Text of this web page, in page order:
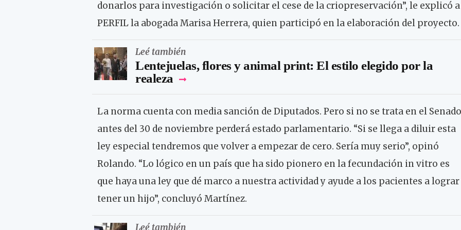
donarlos para investigación o solicitar el cese de la criopreservación”, le explicó a
PERFIL la abogada Marisa Herrera, quien participó en la elaboración del proyecto.
Leé también
Lentejuelas, flores y animal print: El estilo elegido por la
realeza
La norma cuenta con media sanción de Diputados. Pero si no se trata en el Senado
antes del 30 de noviembre perderá estado parlamentario. “Si se llega a diluir esta
ley especial tendremos que volver a empezar de cero. Sería muy serio”, opinó
Rolando. “Lo lógico en un país que ha sido pionero en la fecundación in vitro es
que haya una ley que dé marco a nuestra actividad y ayude a los pacientes a lograr
tener un hijo”, concluyó Martínez.
Leé también